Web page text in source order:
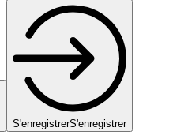
S'enregistrerS'enregistrer